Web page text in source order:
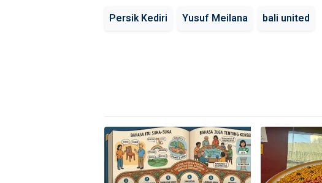
Persik Kediri Yusuf Meilana bali united